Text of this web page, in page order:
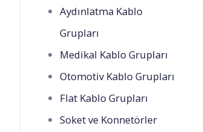
Aydınlatma Kablo
Grupları
Medikal Kablo Grupları
Otomotiv Kablo Grupları
Flat Kablo Grupları
Soket ve Konnetörler